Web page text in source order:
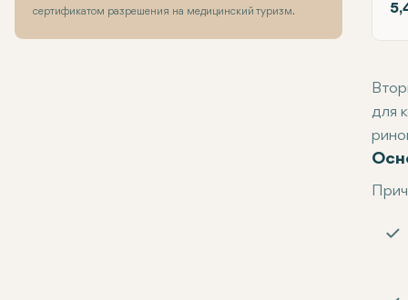
для
сертификатом разрешения на медицинский туризм.